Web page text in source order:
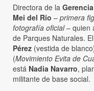
Directora de la
Mei del Río – primera
fotografía oficial– quien
de Parques Naturales.
Pérez (vestida de
(Movimiento Evita de
está Nadia Navarro,
militante de base social.